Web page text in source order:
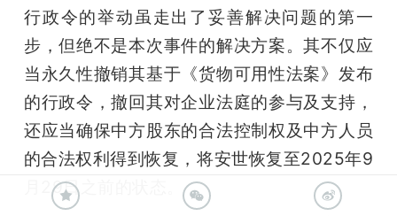
行政令的举动虽走出了妥善解决问题的第一
步，但绝不是本次事件的解决方案。其不仅应
当永久性撤销其基于《货物可用性法案》发布
的行政令，撤回其对企业法庭的参与及支持，
还应当确保中方股东的合法控制权及中方人员
的合法权利得到恢复，将安世恢复至2025年9
月29日之前的状态。